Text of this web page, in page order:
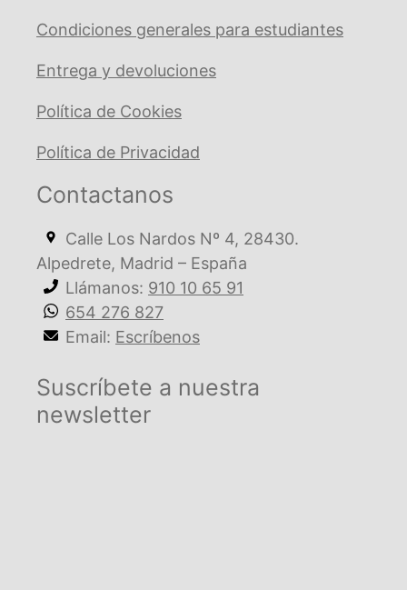
Condiciones generales para estudiantes
Entrega y devoluciones
Política de Cookies
Política de Privacidad
Contactanos
Calle Los Nardos Nº 4, 28430.
Alpedrete, Madrid – España
Llámanos: 910 10 65 91
654 276 827
Email: Escríbenos
Suscríbete a nuestra
newsletter